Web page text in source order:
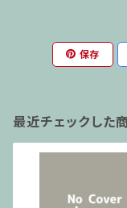
保存
最近チェックした